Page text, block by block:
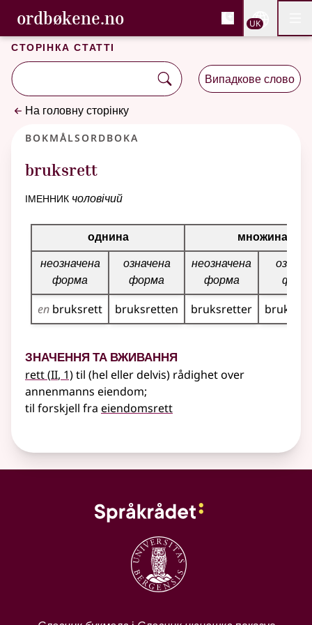
Перейти до основного вмісту
Доступність
ordbøkene.no, Cловник букмола та
Cловник букмола та Словник нюношка
UK
Сторінка статті
Випадкове слово
На головну сторінку
Bokmålsordboka
bruksrett
іменник чоловічий
Таблиця відмінювання для цього іменника
однина
множина
неозначена
форма
означена
форма
неозначена
форма
en bruksrett bruksretten bruksretter
Значення та вживання
rett(2
II, 1)til (hel ellerdelvis) rådighet over
annenmanns eiendom;
til forskjell fra eiendomsrett